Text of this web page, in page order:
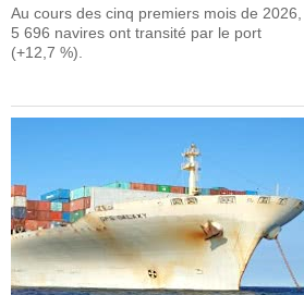
Au cours des cinq premiers mois de 2026,
5 696 navires ont transité par le port
(+12,7 %).